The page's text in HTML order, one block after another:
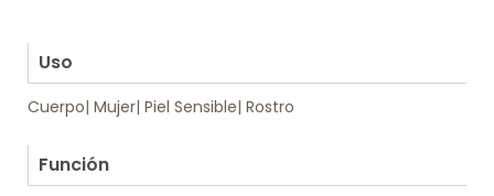
Uso
Cuerpo| Mujer| Piel Sensible| Rostro
Función